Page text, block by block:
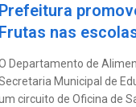
Prefeitura
Frutas nas
Departamento de
Municipal de
circuito de Oficina de